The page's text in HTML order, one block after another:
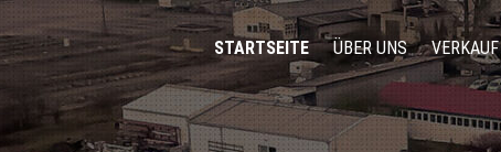
STARTSEITE ÜBER UNS VERKAUF